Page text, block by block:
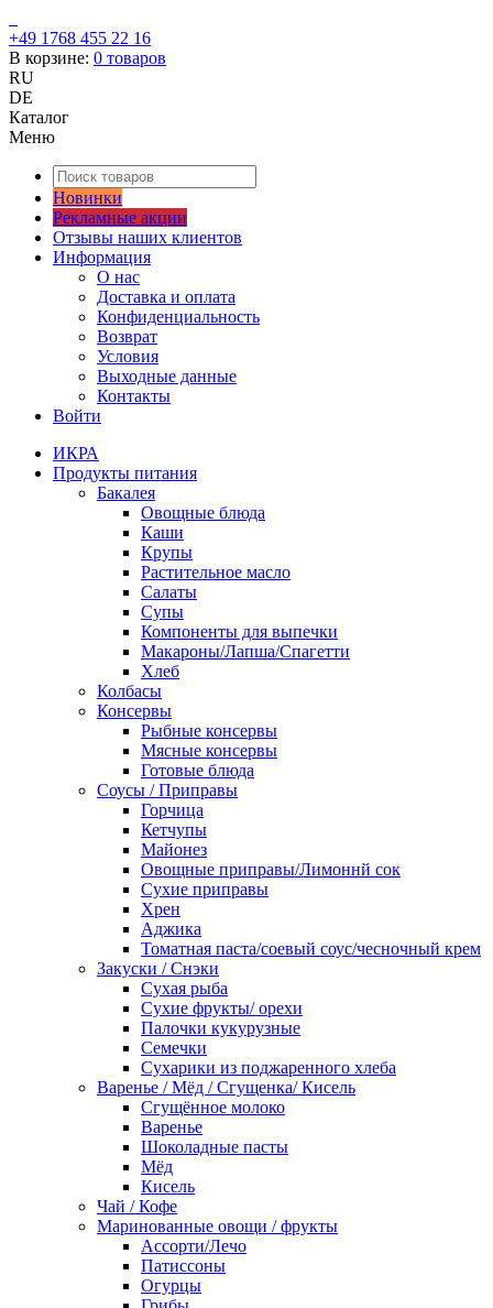
+49 1768 455 22 16
В корзине: 0 товаров
RU
DE
Каталог
Меню
Новинки
Рекламные акции
Отзывы наших клиентов
Информация
О нас
Доставка и оплата
Конфиденциальность
Возврат
Условия
Выходные данные
Контакты
Войти
ИКРА
Продукты питания
Бакалея
Овощные блюда
Каши
Крупы
Растительное масло
Салаты
Супы
Компоненты для выпечки
Макароны/Лапша/Спагетти
Хлеб
Колбасы
Консервы
Рыбные консервы
Мясные консервы
Готовые блюда
Соусы / Приправы
Горчица
Кетчупы
Майонез
Овощные приправы/Лимоннй сок
Сухие приправы
Хрен
Аджика
Томатная паста/соевый соус/чесночный крем
Закуски / Снэки
Сухая рыба
Сухие фрукты/ орехи
Палочки кукурузные
Семечки
Сухарики из поджаренного хлеба
Варенье / Мёд / Сгущенка/ Кисель
Сгущённое молоко
Варенье
Шоколадные пасты
Мёд
Кисель
Чай / Кофе
Маринованные овощи / фрукты
Ассорти/Лечо
Патиссоны
Огурцы